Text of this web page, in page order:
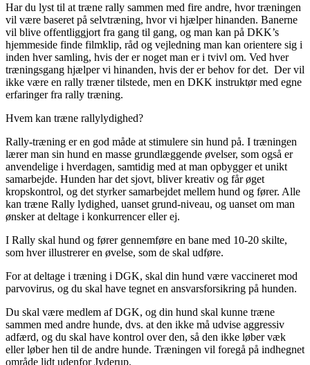
Har du lyst til at træne rally sammen med fire andre, hvor træningen
vil være baseret på selvtræning, hvor vi hjælper hinanden. Banerne
vil blive offentliggjort fra gang til gang, og man kan på DKK’s
hjemmeside finde filmklip, råd og vejledning man kan orientere sig i
inden hver samling, hvis der er noget man er i tvivl om. Ved hver
træningsgang hjælper vi hinanden, hvis der er behov for det. Der vil
ikke være en rally træner tilstede, men en DKK instruktør med egne
erfaringer fra rally træning.
Hvem kan træne rallylydighed?
Rally-træning er en god måde at stimulere sin hund på. I træningen
lærer man sin hund en masse grundlæggende øvelser, som også er
anvendelige i hverdagen, samtidig med at man opbygger et unikt
samarbejde. Hunden har det sjovt, bliver kreativ og får øget
kropskontrol, og det styrker samarbejdet mellem hund og fører. Alle
kan træne Rally lydighed, uanset grund-niveau, og uanset om man
ønsker at deltage i konkurrencer eller ej.
I Rally skal hund og fører gennemføre en bane med 10-20 skilte,
som hver illustrerer en øvelse, som de skal udføre.
For at deltage i træning i DGK, skal din hund være vaccineret mod
parvovirus, og du skal have tegnet en ansvarsforsikring på hunden.
Du skal være medlem af DGK, og din hund skal kunne træne
sammen med andre hunde, dvs. at den ikke må udvise aggressiv
adfærd, og du skal have kontrol over den, så den ikke løber væk
eller løber hen til de andre hunde. Træningen vil foregå på indhegnet
område lidt udenfor Jyderup.